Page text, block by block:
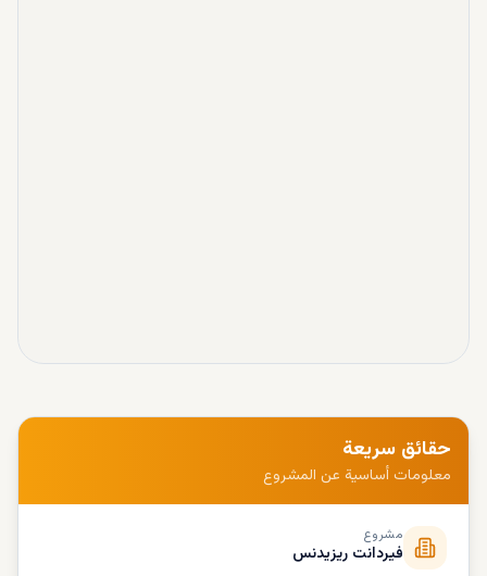
حقائق سريعة
معلومات أساسية عن المشروع
مشروع
فيردانت ريزيدنس